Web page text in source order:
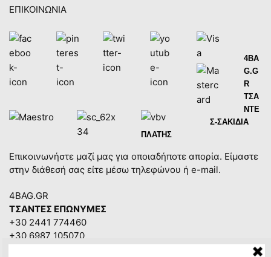
ΕΠΙΚΟΙΝΩΝΙΑ
4BA
G.G
R
ΤΣΑ
ΝΤΕ
Σ-ΣΑΚΙΔΙΑ
ΠΛΑΤΗΣ
Επικοινωνήστε μαζί μας για οποιαδήποτε απορία. Είμαστε
στην διάθεσή σας είτε μέσω τηλεφώνου ή e-mail.
4BAG.GR
ΤΣΑΝΤΕΣ ΕΠΩΝΥΜΕΣ
+30 2441 774460
+30 6987 105070